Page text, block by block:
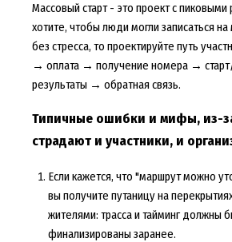
Массовый старт - это проект с пиковыми
хотите, чтобы люди могли записаться
без стресса, то проектируйте путь
→ оплата → получение номера →
результаты → обратная связь.
Типичные ошибки и мифы, из-
страдают и участники, и
Если кажется, что "маршрут можно
вы получите путаницу на
жителями: трасса и тайминг должны
финализированы заранее.